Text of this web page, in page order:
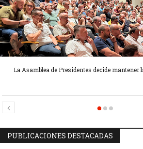
La Asamblea de Presidentes decide mantener
Candidatas Preseleccionadas por el
Candidatas Preseleccionadas por el sector
Mercat
PUBLICACIONES DESTACADAS